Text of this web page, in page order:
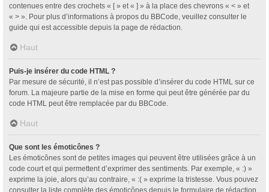
contenues entre des crochets « [ » et « ] » à la place des chevrons « < » et
« > ». Pour plus d’informations à propos du BBCode, veuillez consulter le
guide qui est accessible depuis la page de rédaction.
Haut
Puis-je insérer du code HTML ?
Par mesure de sécurité, il n’est pas possible d’insérer du code HTML sur ce
forum. La majeure partie de la mise en forme qui peut être générée par du
code HTML peut être remplacée par du BBCode.
Haut
Que sont les émoticônes ?
Les émoticônes sont de petites images qui peuvent être utilisées grâce à un
code court et qui permettent d’exprimer des sentiments. Par exemple, « :) »
exprime la joie, alors qu’au contraire, « :( » exprime la tristesse. Vous pouvez
consulter la liste complète des émoticônes depuis le formulaire de rédaction.